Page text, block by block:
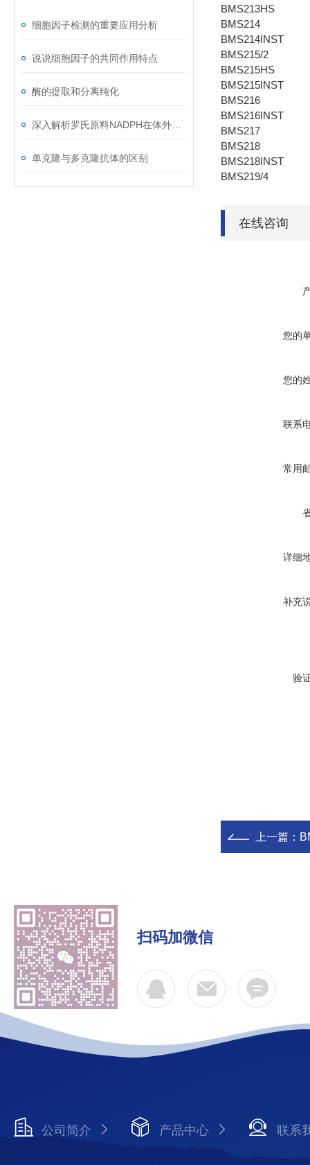
细胞因子检测的重要应用分析
说说细胞因子的共同作用特点
酶的提取和分离纯化
单克隆与多克隆抗体的区别
BMS213HS
BMS214
BMS214INST
BMS215/2
BMS215HS
BMS215INST
BMS216
BMS216INST
BMS217
BMS218
BMS218INST
BMS219/4
在线咨询
您的
您的
联系
常用
详细
补充
验
上一篇：
扫码加微信
公司简介 产品中心 联系